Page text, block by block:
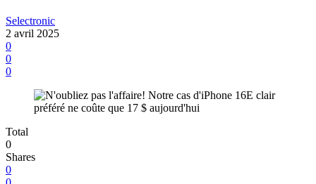
Selectronic
2 avril 2025
0
0
0
Total
0
Shares
0